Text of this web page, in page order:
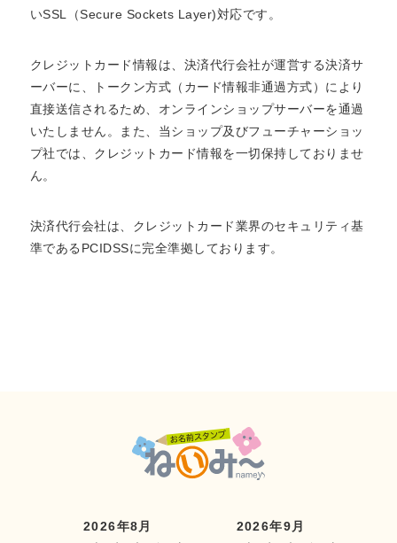
いSSL（Secure Sockets Layer)対応です。
クレジットカード情報は、決済代行会社が運営する決済サ
ーバーに、トークン方式（カード情報非通過方式）により
直接送信されるため、オンラインショップサーバーを通過
いたしません。また、当ショップ及びフューチャーショッ
プ社では、クレジットカード情報を一切保持しておりませ
ん。
決済代行会社は、クレジットカード業界のセキュリティ基
準であるPCIDSSに完全準拠しております。
2026年8月
2026年9月